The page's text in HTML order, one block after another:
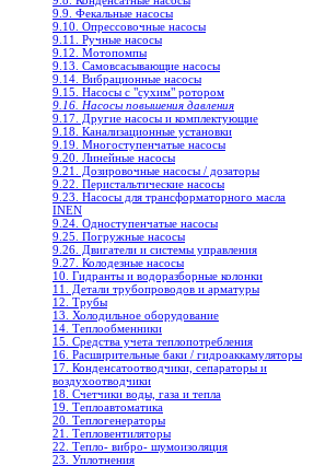
9.9. Фекальные насосы
9.10. Опрессовочные насосы
9.11. Ручные насосы
9.12. Мотопомпы
9.13. Самовсасывающие насосы
9.14. Вибрационные насосы
9.15. Насосы с "сухим" ротором
9.16. Насосы повышения давления
9.17. Другие насосы и комплектующие
9.18. Канализационные установки
9.19. Многоступенчатые насосы
9.20. Линейные насосы
9.21. Дозировочные насосы / дозаторы
9.22. Перистальтические насосы
9.23. Насосы для трансформаторного масла
INEN
9.24. Одноступенчатые насосы
9.25. Погружные насосы
9.26. Двигатели и системы управления
9.27. Колодезные насосы
10. Гидранты и водоразборные колонки
11. Детали трубопроводов и арматуры
12. Трубы
13. Холодильное oборудование
14. Теплообменники
15. Средства учета теплопотребления
16. Расширительные баки / гидроаккамуляторы
17. Конденсатоотводчики, сепараторы и
воздухоотводчики
18. Счетчики воды, газа и тепла
19. Теплоавтоматика
20. Теплогенераторы
21. Тепловентиляторы
22. Тепло- вибро- шумоизоляция
23. Уплотнения